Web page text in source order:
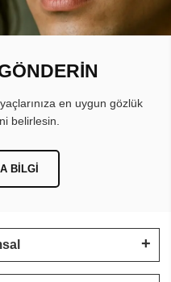
en uygun gözlük
belirlesin.
BILGI